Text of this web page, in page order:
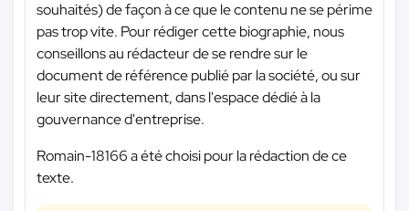
souhaités) de façon à ce que le contenu ne se périme
pas trop vite. Pour rédiger cette biographie, nous
conseillons au rédacteur de se rendre sur le
document de référence publié par la société, ou sur
leur site directement, dans l'espace dédié à la
gouvernance d'entreprise.
Romain-18166 a été choisi pour la rédaction de ce
texte.